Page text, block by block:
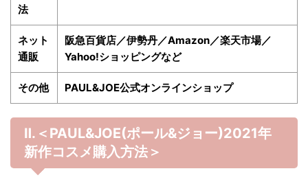
法
ネット
通販
阪急百貨店／伊勢丹／Amazon／楽天市場／
Yahoo!ショッピングなど
その他 PAUL&JOE公式オンラインショップ
Ⅱ.＜PAUL&JOE(ポール&ジョー)2021年
新作コスメ購入方法＞